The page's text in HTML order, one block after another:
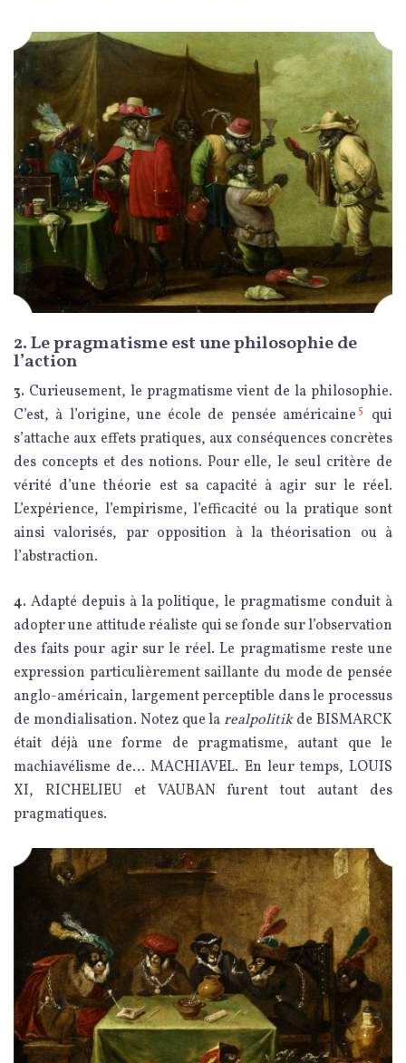
2. Le pragmatisme est une philosophie de
l’action
3. Curieusement, le pragmatisme vient de la philosophie.
C’est, à l’origine, une école de pensée américaine 5
qui
s’attache aux effets pratiques, aux conséquences concrètes
des concepts et des notions. Pour elle, le seul critère de
vérité d’une théorie est sa capacité à agir sur le réel.
L’expérience, l’empirisme, l’efficacité ou la pratique sont
ainsi valorisés, par opposition à la théorisation ou à
l’abstraction.
4. Adapté depuis à la politique, le pragmatisme conduit à
adopter une attitude réaliste qui se fonde sur l’observation
des faits pour agir sur le réel. Le pragmatisme reste une
expression particulièrement saillante du mode de pensée
anglo-américain, largement perceptible dans le processus
de mondialisation. Notez que larealpolitikde BISMARCK
était déjà une forme de pragmatisme, autant que le
machiavélisme de… MACHIAVEL. En leur temps, LOUIS
XI, RICHELIEU et VAUBAN furent tout autant des
pragmatiques.